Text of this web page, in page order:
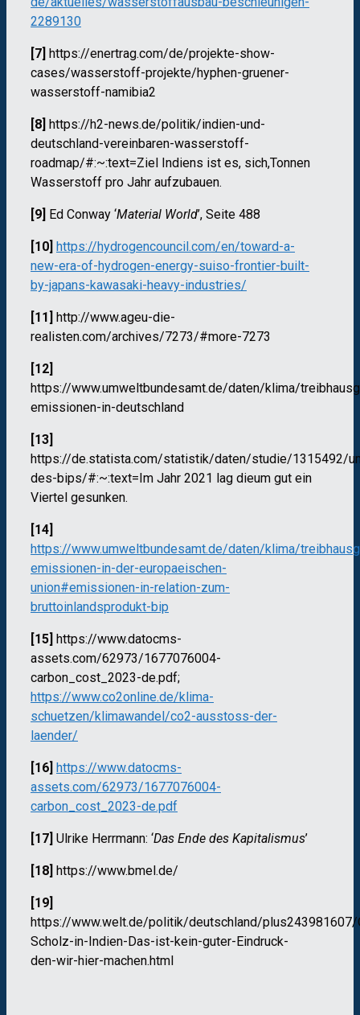
2289130
[7] https://enertrag.com/de/projekte-show-
cases/wasserstoff-projekte/hyphen-gruener-
wasserstoff-namibia2
[8] https://h2-news.de/politik/indien-und-
deutschland-vereinbaren-wasserstoff-
roadmap/#:~:text=Ziel Indiens ist es, sich,Tonnen
Wasserstoff pro Jahr aufzubauen.
[9] Ed Conway ‘Material World’, Seite 488
[10] https://hydrogencouncil.com/en/toward-a-
new-era-of-hydrogen-energy-suiso-frontier-built-
by-japans-kawasaki-heavy-industries/
[11] http://www.ageu-die-
realisten.com/archives/7273/#more-7273
[12]
https://www.umweltbundesamt.de/daten/klima/
emissionen-in-deutschland
[13]
https://de.statista.com/statistik/daten/studie/1315492/
des-bips/#:~:text=Im Jahr 2021 lag dieum gut ein
Viertel gesunken.
[14]
https://www.umweltbundesamt.de/daten/klima/
emissionen-in-der-europaeischen-
union#emissionen-in-relation-zum-
bruttoinlandsprodukt-bip
[15] https://www.datocms-
assets.com/62973/1677076004-
carbon_cost_2023-de.pdf;
https://www.co2online.de/klima-
schuetzen/klimawandel/co2-ausstoss-der-
laender/
[16] https://www.datocms-
assets.com/62973/1677076004-
carbon_cost_2023-de.pdf
[17] Ulrike Herrmann: ‘Das Ende des Kapitalismus’
[18] https://www.bmel.de/
[19]
https://www.welt.de/politik/deutschland/plus243981607/
Scholz-in-Indien-Das-ist-kein-guter-Eindruck-
den-wir-hier-machen.html